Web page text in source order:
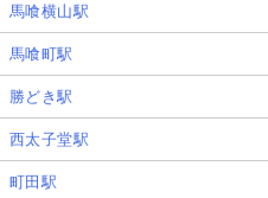
馬喰横山駅
馬喰町駅
勝どき駅
西太子堂駅
町田駅